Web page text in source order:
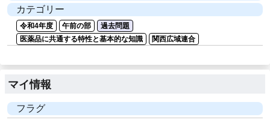
カテゴリー
令和4年度 午前の部
過去問題
医薬品に共通する特性と基本的な知識
関西広域連合
マイ情報
フラグ